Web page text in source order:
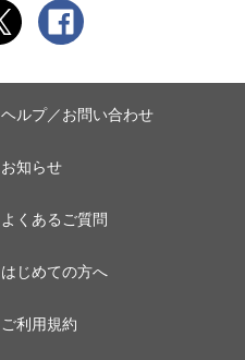
る 日本製
ヘルプ／お問い合わせ
お知らせ
よくあるご質問
はじめての方へ
ご利用規約